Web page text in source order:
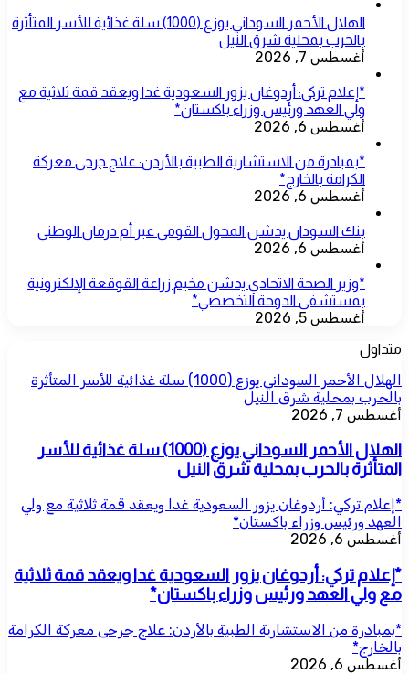
الهلال الأحمر السوداني يوزع (1000) سلة غذائية للأسر المتأثرة
بالحرب بمحلية شرق النيل
أغسطس 7, 2026
*إعلام تركي: أردوغان يزور السعودية غدا ويعقد قمة ثلاثية مع
ولي العهد ورئيس وزراء باكستان*
أغسطس 6, 2026
*بمبادرة من الاستشارية الطبية بالأردن: علاج جرحى معركة
الكرامة بالخارج*
أغسطس 6, 2026
بنك السودان يدشن المحول القومي عبر أم درمان الوطني
أغسطس 6, 2026
*وزير الصحة الاتحادي يدشن مخيم زراعة القوقعة الإلكترونية
بمستشفى الدوحة التخصصي*
أغسطس 5, 2026
متداول
الهلال الأحمر السوداني يوزع (1000) سلة غذائية للأسر المتأثرة
بالحرب بمحلية شرق النيل
أغسطس 7, 2026
الهلال الأحمر السوداني يوزع (1000) سلة غذائية للأسر
المتأثرة بالحرب بمحلية شرق النيل
*إعلام تركي: أردوغان يزور السعودية غدا ويعقد قمة ثلاثية مع ولي
العهد ورئيس وزراء باكستان*
أغسطس 6, 2026
*إعلام تركي: أردوغان يزور السعودية غدا ويعقد قمة ثلاثية
مع ولي العهد ورئيس وزراء باكستان*
*بمبادرة من الاستشارية الطبية بالأردن: علاج جرحى معركة الكرامة
بالخارج*
أغسطس 6, 2026